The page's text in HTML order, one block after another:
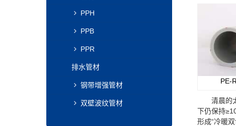
PE-
清晨的太
下仍保持
形成“冷暖
PPH
PPB
PPR
排水管材
钢带增强管材
双壁波纹管材